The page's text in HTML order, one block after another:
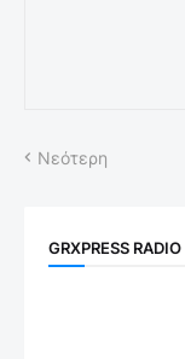
Νεότερη
GRXPRESS RADIO